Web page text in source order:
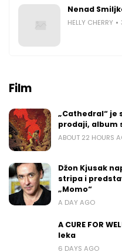
Nenad
HELLY CHERRY
Film
„Cathedral“ je
prodaji, album
ABOUT 22 HOURS
Džon Kjusak
stripa i
„Momo“
A DAY AGO
A CURE FOR
leka
6 DAYS AGO